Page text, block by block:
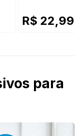
R$ 22,99
para